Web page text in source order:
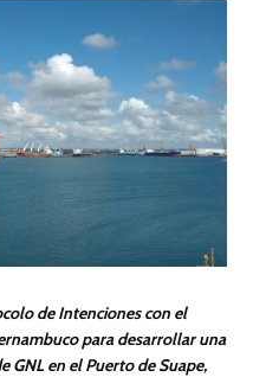
2020
de Intenciones con el
para desarrollar una
GNL en el Puerto de Suape,